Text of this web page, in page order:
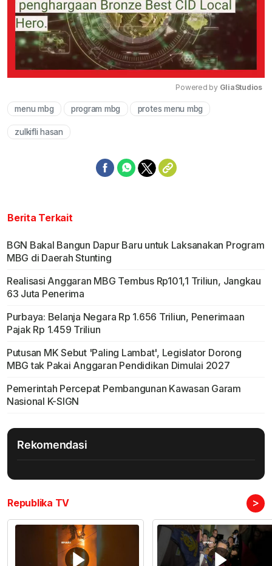
Powered by GliaStudios
menu mbg program mbg protes menu mbg
zulkifli hasan
Berita Terkait
BGN Bakal Bangun Dapur Baru untuk Laksanakan Program
MBG di Daerah Stunting
Realisasi Anggaran MBG Tembus Rp101,1 Triliun, Jangkau
63 Juta Penerima
Purbaya: Belanja Negara Rp 1.656 Triliun, Penerimaan
Pajak Rp 1.459 Triliun
Putusan MK Sebut 'Paling Lambat', Legislator Dorong
MBG tak Pakai Anggaran Pendidikan Dimulai 2027
Pemerintah Percepat Pembangunan Kawasan Garam
Nasional K-SIGN
Rekomendasi
Republika TV >